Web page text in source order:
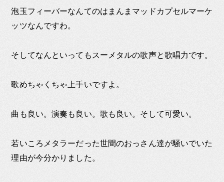
泡玉フィーバーなんてのはまんまマッドカプセルマーケ
ッツなんですわ。
そしてなんといってもスーメタルの歌声と歌唱力です。
歌めちゃくちゃ上手いですよ。
曲も良い。演奏も良い。歌も良い。そして可愛い。
若いころメタラーだった世間のおっさん達が騒いでいた
理由が今分かりました。